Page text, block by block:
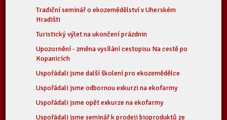
Tradiční seminář o ekozemědělství v Uherském
Hradišti
Turistický výlet na ukončení prázdnin
Upozornění - změna vysílání cestopisu Na cestě po
Kopanicích
Uspořádali jsme další školení pro ekozemědělce
Uspořádali jsme odbornou exkurzi na ekofarmy
Uspořádali jsme opět exkurze na ekofarmy
Uspořádali jsme seminář k prodeji bioproduktů ze